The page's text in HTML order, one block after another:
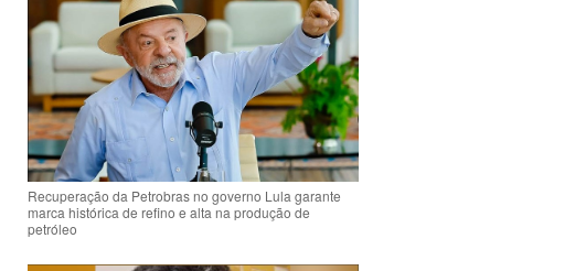
Recuperação da Petrobras no governo Lula garante
marca histórica de refino e alta na produção de
petróleo